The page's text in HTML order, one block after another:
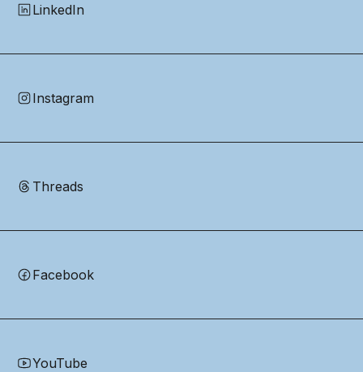
LinkedIn
Instagram
Threads
Facebook
YouTube